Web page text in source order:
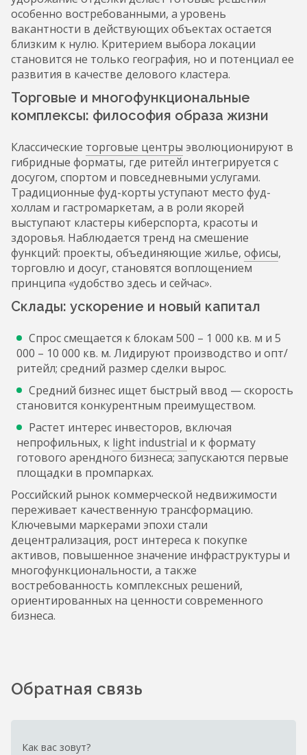
особенно востребованными, а уровень
вакантности в действующих объектах остается
близким к нулю. Критерием выбора локации
становится не только география, но и потенциал ее
развития в качестве делового кластера.
Торговые и многофункциональные
комплексы: философия образа жизни
Классические торговые центры эволюционируют в
гибридные форматы, где ритейл интегрируется с
досугом, спортом и повседневными услугами.
Традиционные фуд-корты уступают место фуд-
холлам и гастромаркетам, а в роли якорей
выступают кластеры киберспорта, красоты и
здоровья. Наблюдается тренд на смешение
функций: проекты, объединяющие жилье, офисы,
торговлю и досуг, становятся воплощением
принципа «удобство здесь и сейчас».
Склады: ускорение и новый капитал
Спрос смещается к блокам 500 – 1 000 кв. м и 5
000 – 10 000 кв. м. Лидируют производство и опт/
ритейл; средний размер сделки вырос.
Средний бизнес ищет быстрый ввод — скорость
становится конкурентным преимуществом.
Растет интерес инвесторов, включая
непрофильных, к light industrial и к формату
готового арендного бизнеса; запускаются первые
площадки в промпарках.
Российский рынок коммерческой недвижимости
переживает качественную трансформацию.
Ключевыми маркерами эпохи стали
децентрализация, рост интереса к покупке
активов, повышенное значение инфраструктуры и
многофункциональности, а также
востребованность комплексных решений,
ориентированных на ценности современного
бизнеса.
Обратная связь
Как вас зовут?